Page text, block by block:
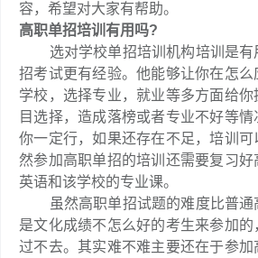
容，希望对大家有帮助。
高职单招培训有用吗?
选对学校单招培训机构培训是有
招考试更有经验。他能够让你在怎
学校，选择专业，就业等多方面给
目选择，造成落榜或者专业不好等
你一定行，如果还存在不足，培训可
然参加高职单招的培训还需要复习好
英语和该学校的专业课。
虽然高职单招试题的难度比普通
是文化成绩不怎么好的考生来参加
过不去。其实难不难主要还在于参